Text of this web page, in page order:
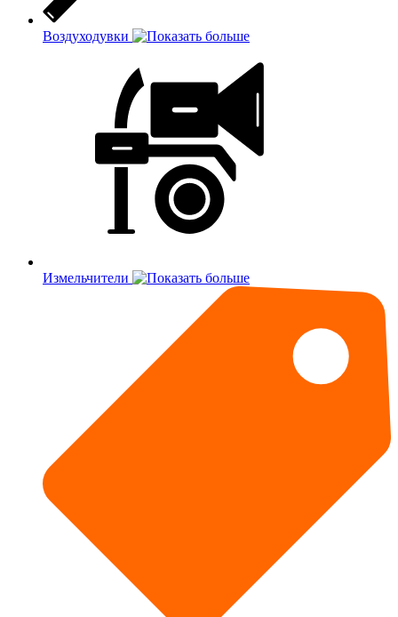
Воздуходувки
Измельчители